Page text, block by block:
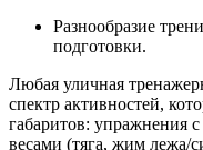
Разнообразие
подготовки.
Любая уличная
спектр активностей,
габаритов: упражнения
весами (тяга, жим лежа/